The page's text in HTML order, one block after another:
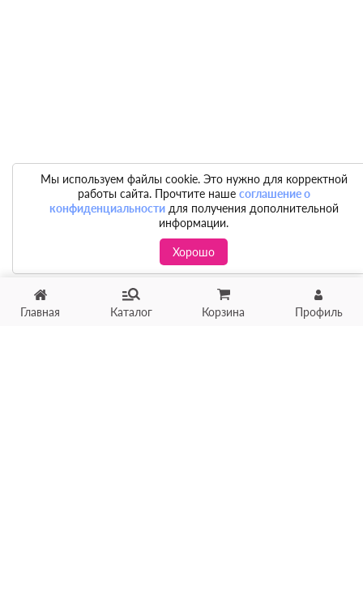
Главная Каталог Корзина Профиль
Мы используем файлы cookie. Это нужно для корректной
работы сайта. Прочтите наше соглашение о
конфиденциальностидля получения дополнительной
информации.
Хорошо